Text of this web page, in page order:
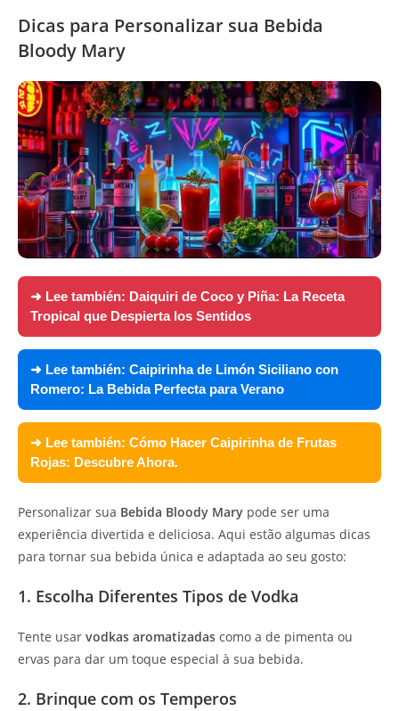
Dicas para Personalizar sua Bebida
Bloody Mary
➜ Lee también: Daiquiri de Coco y Piña: La Receta
Tropical que Despierta los Sentidos
➜ Lee también: Caipirinha de Limón Siciliano con
Romero: La Bebida Perfecta para Verano
➜ Lee también: Cómo Hacer Caipirinha de Frutas
Rojas: Descubre Ahora.
Personalizar sua Bebida Bloody Mary pode ser uma
experiência divertida e deliciosa. Aqui estão algumas dicas
para tornar sua bebida única e adaptada ao seu gosto:
1. Escolha Diferentes Tipos de Vodka
Tente usar vodkas aromatizadas como a de pimenta ou
ervas para dar um toque especial à sua bebida.
2. Brinque com os Temperos